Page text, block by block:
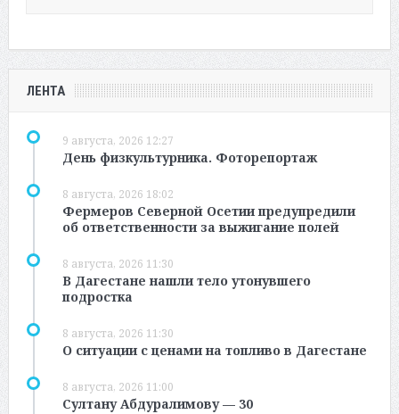
ЛЕНТА
9 августа, 2026 12:27
День физкультурника. Фоторепортаж
8 августа, 2026 18:02
Фермеров Северной Осетии предупредили
об ответственности за выжигание полей
8 августа, 2026 11:30
В Дагестане нашли тело утонувшего
подростка
8 августа, 2026 11:30
О ситуации с ценами на топливо в Дагестане
8 августа, 2026 11:00
Султану Абдуралимову — 30